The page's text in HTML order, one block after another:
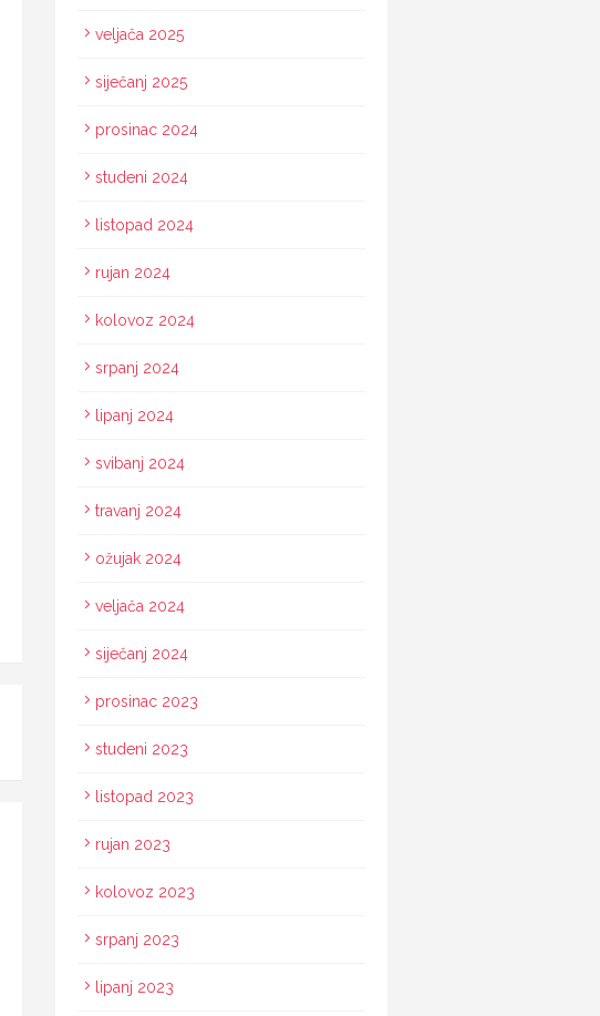
veljača 2025
siječanj 2025
prosinac 2024
studeni 2024
listopad 2024
rujan 2024
kolovoz 2024
srpanj 2024
lipanj 2024
svibanj 2024
travanj 2024
ožujak 2024
veljača 2024
siječanj 2024
prosinac 2023
studeni 2023
listopad 2023
rujan 2023
kolovoz 2023
srpanj 2023
lipanj 2023